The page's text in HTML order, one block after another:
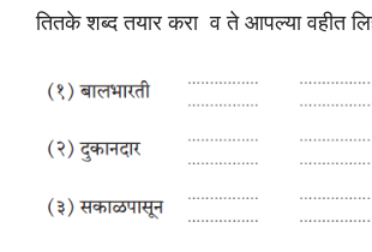
तितके शब्द तयार करा व ते आपल्या वहीत